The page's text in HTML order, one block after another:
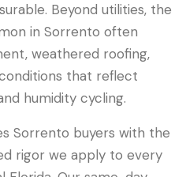
Beyond utilities, the
in Sorrento often
weathered roofing,
that reflect
humidity cycling.
Sorrento buyers with the
rigor we apply to every